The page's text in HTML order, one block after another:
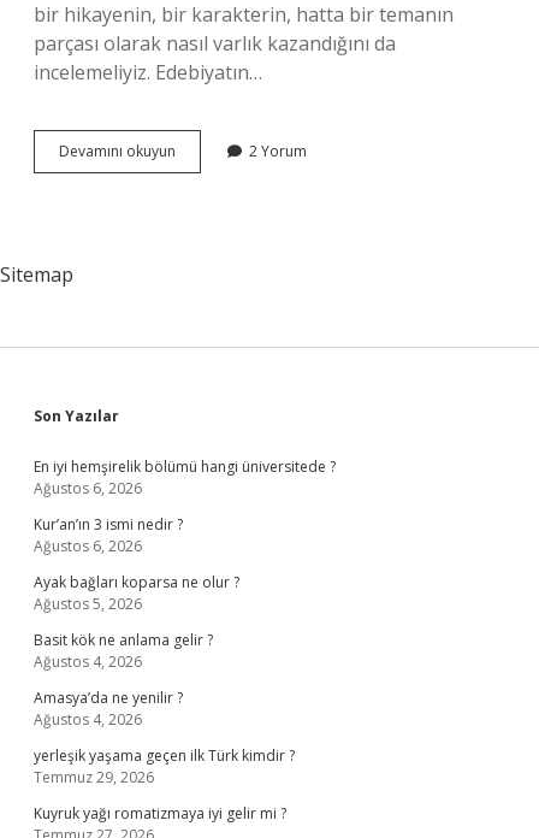
bir hikayenin, bir karakterin, hatta bir temanın
parçası olarak nasıl varlık kazandığını da
incelemeliyiz. Edebiyatın…
Devamını okuyun
kafein
2 Yorum
Sitemap
Sidebar
Son Yazılar
En iyi hemşirelik bölümü hangi üniversitede ?
Ağustos 6, 2026
Kur’an’ın 3 ismi nedir ?
Ağustos 6, 2026
Ayak bağları koparsa ne olur ?
Ağustos 5, 2026
Basit kök ne anlama gelir ?
Ağustos 4, 2026
Amasya’da ne yenilir ?
Ağustos 4, 2026
yerleşik yaşama geçen ilk Türk kimdir ?
Temmuz 29, 2026
Kuyruk yağı romatizmaya iyi gelir mi ?